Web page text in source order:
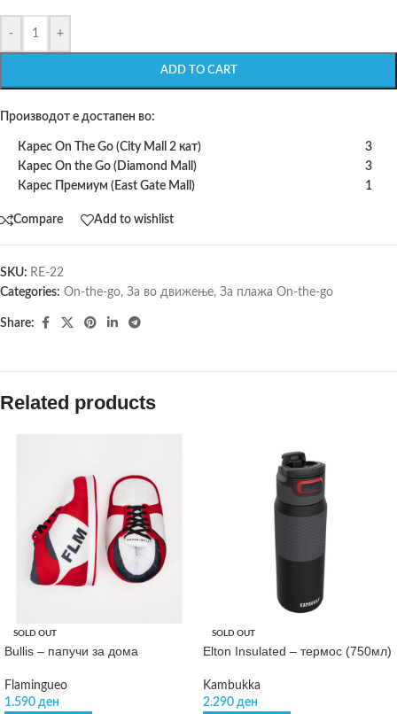
- +
ADD TO CART
Производот е достапен во:
Карес On The Go (City Mall 2 кат)
3
Карес On the Go (Diamond Mall)
3
Карес Премиум (East Gate Mall)
1
Compare Add to wishlist
SKU: RE-22
Categories: On-the-go, За во движење, За плажа On-the-go
Share:
Related products
SOLD OUT
Bullis – папучи за дома
Flamingueo
1.590 ден
SOLD OUT
Elton Insulated – термос (750мл)
Kambukka
2.290 ден